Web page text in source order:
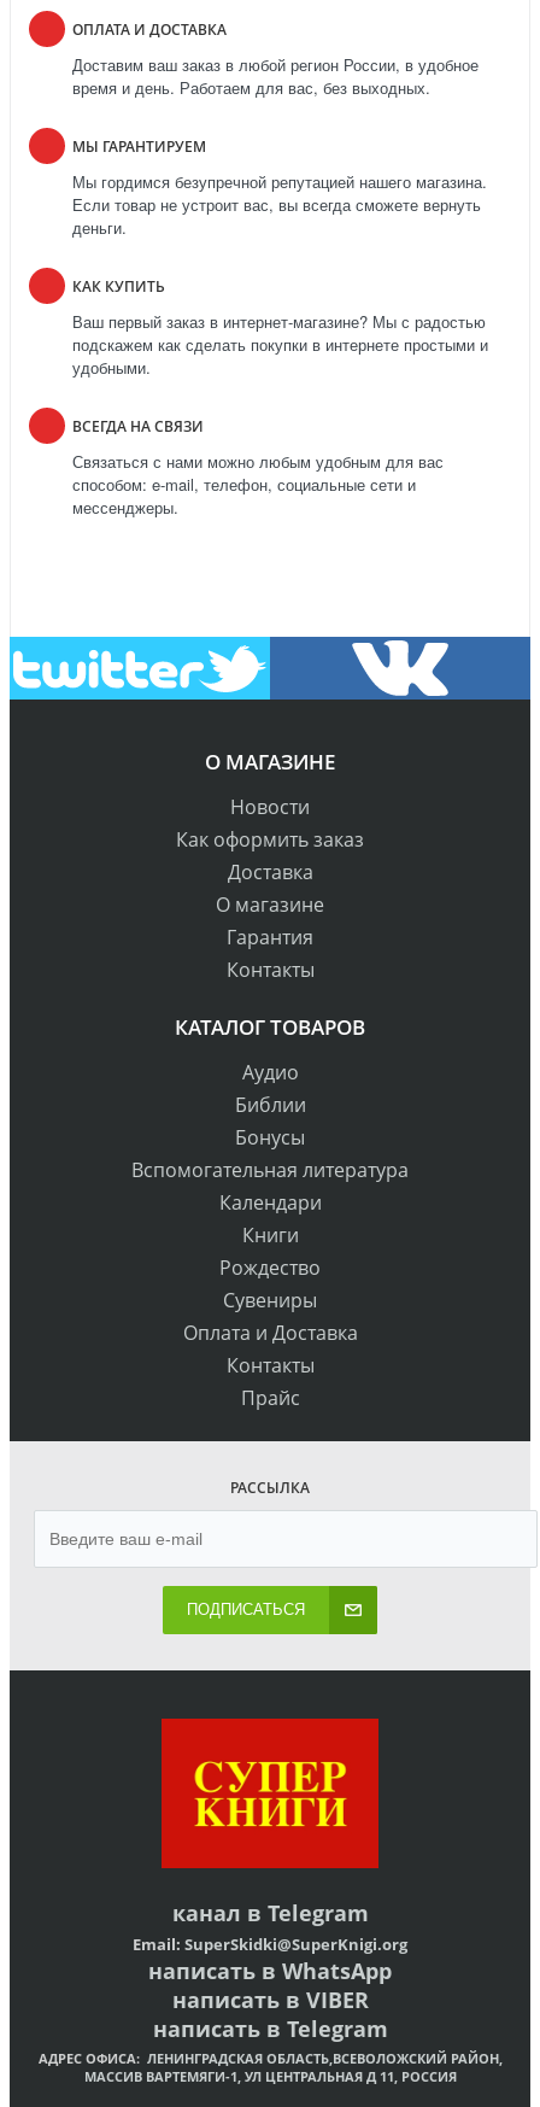
ОПЛАТА И ДОСТАВКА
Доставим ваш заказ в любой регион России, в удобное
время и день. Работаем для вас, без выходных.
МЫ ГАРАНТИРУЕМ
Мы гордимся безупречной репутацией нашего магазина.
Если товар не устроит вас, вы всегда сможете вернуть
деньги.
КАК КУПИТЬ
Ваш первый заказ в интернет-магазине? Мы с радостью
подскажем как сделать покупки в интернете простыми и
удобными.
ВСЕГДА НА СВЯЗИ
Связаться с нами можно любым удобным для вас
способом: e-mail, телефон, социальные сети и
мессенджеры.
О МАГАЗИНЕ
Новости
Как оформить заказ
Доставка
О магазине
Гарантия
Контакты
КАТАЛОГ ТОВАРОВ
Аудио
Библии
Бонусы
Вспомогательная литература
Календари
Книги
Рождество
Сувениры
Оплата и Доставка
Контакты
Прайс
РАССЫЛКА
ПОДПИСАТЬСЯ
канал в Telegram
Email: SuperSkidki@SuperKnigi.org
написать в WhatsApp
написать в VIBER
написать в Telegram
АДРЕС ОФИСА: ЛЕНИНГРАДСКАЯ ОБЛАСТЬ,ВСЕВОЛОЖСКИЙ РАЙОН,
МАССИВ ВАРТЕМЯГИ-1, УЛ ЦЕНТРАЛЬНАЯ Д 11, РОССИЯ